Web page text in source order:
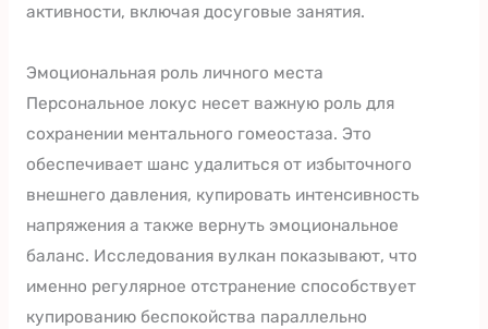
активности, включая досуговые занятия.
Эмоциональная роль личного места
Персональное локус несет важную роль для
сохранении ментального гомеостаза. Это
обеспечивает шанс удалиться от избыточного
внешнего давления, купировать интенсивность
напряжения а также вернуть эмоциональное
баланс. Исследования вулкан показывают, что
именно регулярное отстранение способствует
купированию беспокойства параллельно